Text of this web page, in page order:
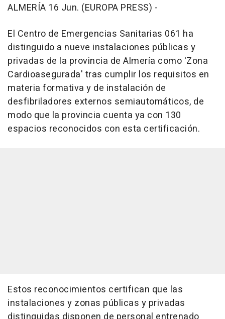
ALMERÍA 16 Jun. (EUROPA PRESS) -
El Centro de Emergencias Sanitarias 061 ha
distinguido a nueve instalaciones públicas y
privadas de la provincia de Almería como 'Zona
Cardioasegurada' tras cumplir los requisitos en
materia formativa y de instalación de
desfibriladores externos semiautomáticos, de
modo que la provincia cuenta ya con 130
espacios reconocidos con esta certificación.
Estos reconocimientos certifican que las
instalaciones y zonas públicas y privadas